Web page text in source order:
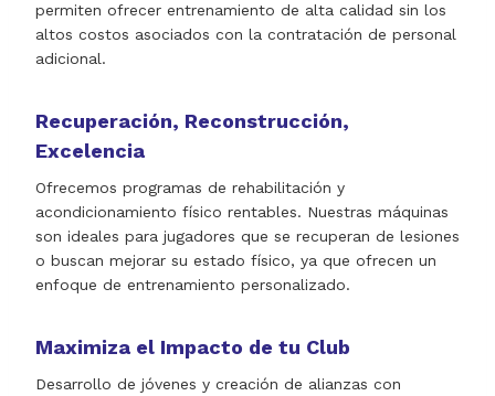
permiten ofrecer entrenamiento de alta calidad sin los
altos costos asociados con la contratación de personal
adicional.
Recuperación, Reconstrucción,
Excelencia
Ofrecemos programas de rehabilitación y
acondicionamiento físico rentables. Nuestras máquinas
son ideales para jugadores que se recuperan de lesiones
o buscan mejorar su estado físico, ya que ofrecen un
enfoque de entrenamiento personalizado.
Maximiza el Impacto de tu Club
Desarrollo de jóvenes y creación de alianzas con